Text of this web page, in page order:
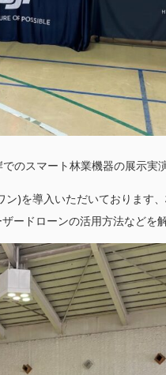
のスマート林業機器の展示実
)を導入いただいております
ードローンの活用方法などを